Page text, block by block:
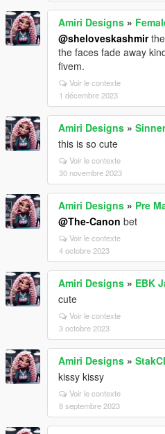
Amiri Designs »
@sheloveskashmir
the faces fade away
fivem.
Voir le contexte
1 décembre 2023
Amiri Designs »
this is so cute
Voir le contexte
30 novembre 2023
Amiri Designs » Pre
@The-Canon bet
Voir le contexte
4 octobre 2023
Amiri Designs » EBK
cute
Voir le contexte
3 octobre 2023
Amiri Designs »
kissy kissy
Voir le contexte
8 septembre 2023